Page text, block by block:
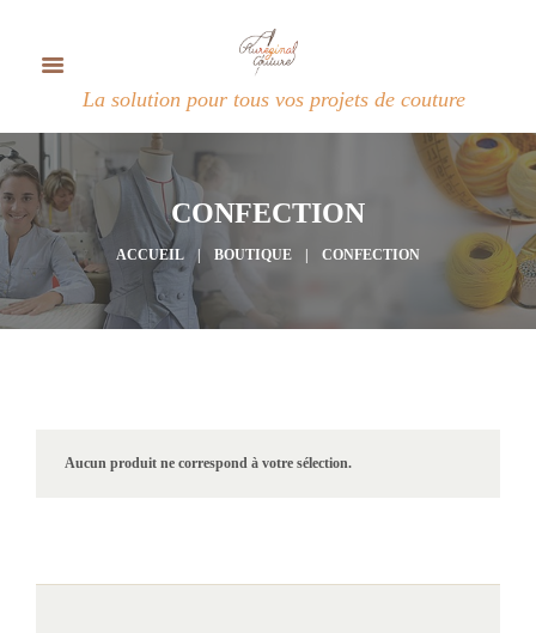
La solution pour tous vos projets de couture
CONFECTION
ACCUEIL BOUTIQUE CONFECTION
Aucun produit ne correspond à votre sélection.